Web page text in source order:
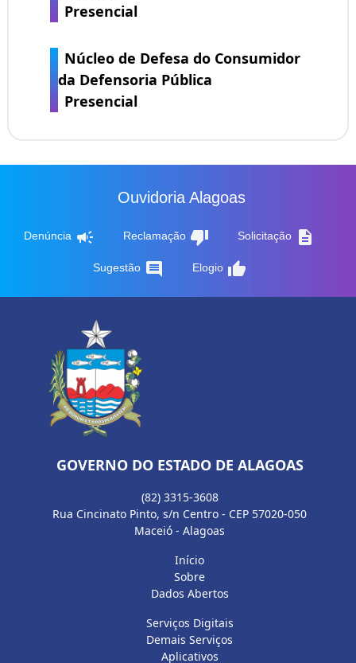
Presencial
Núcleo de Defesa do Consumidor
da Defensoria Pública
Presencial
Ouvidoria Alagoas
Denúncia campaign Reclamação thumb_down Solicitação description
Sugestão comment Elogio thumb_up
GOVERNO DO ESTADO DE ALAGOAS
(82) 3315-3608
Rua Cincinato Pinto, s/n Centro - CEP 57020-050
Maceió - Alagoas
Início
Sobre
Dados Abertos
Serviços Digitais
Demais Serviços
Aplicativos